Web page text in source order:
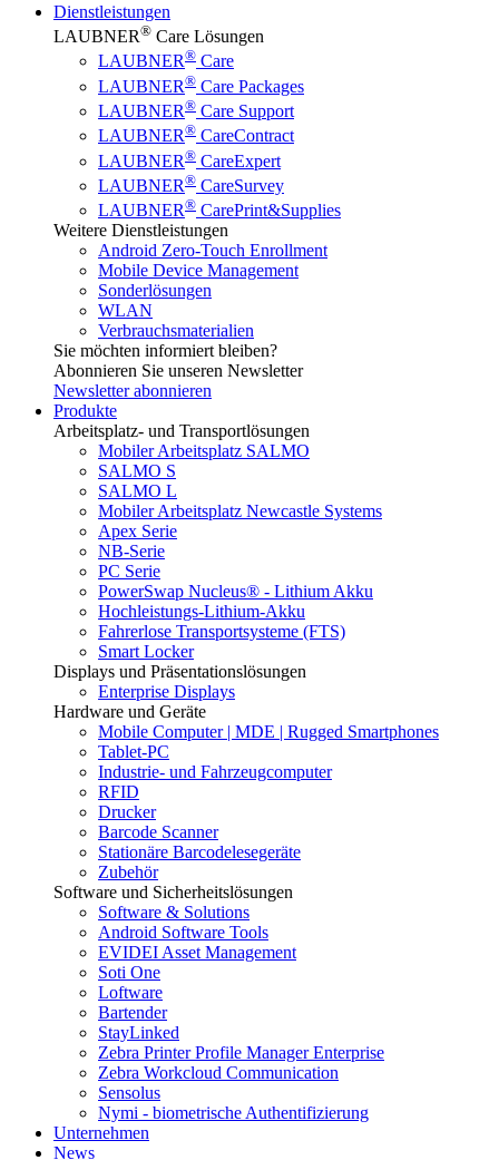
Dienstleistungen
LAUBNER® Care Lösungen
LAUBNER® Care
LAUBNER® Care Packages
LAUBNER® Care Support
LAUBNER® CareContract
LAUBNER® CareExpert
LAUBNER® CareSurvey
LAUBNER® CarePrint&Supplies
Weitere Dienstleistungen
Android Zero-Touch Enrollment
Mobile Device Management
Sonderlösungen
WLAN
Verbrauchsmaterialien
Sie möchten informiert bleiben?
Abonnieren Sie unseren Newsletter
Newsletter abonnieren
Produkte
Arbeitsplatz- und Transportlösungen
Mobiler Arbeitsplatz SALMO
SALMO S
SALMO L
Mobiler Arbeitsplatz Newcastle Systems
Apex Serie
NB-Serie
PC Serie
PowerSwap Nucleus® - Lithium Akku
Hochleistungs-Lithium-Akku
Fahrerlose Transportsysteme (FTS)
Smart Locker
Displays und Präsentationslösungen
Enterprise Displays
Hardware und Geräte
Mobile Computer | MDE | Rugged Smartphones
Tablet-PC
Industrie- und Fahrzeugcomputer
RFID
Drucker
Barcode Scanner
Stationäre Barcodelesegeräte
Zubehör
Software und Sicherheitslösungen
Software & Solutions
Android Software Tools
EVIDEI Asset Management
Soti One
Loftware
Bartender
StayLinked
Zebra Printer Profile Manager Enterprise
Zebra Workcloud Communication
Sensolus
Nymi - biometrische Authentifizierung
Unternehmen
News